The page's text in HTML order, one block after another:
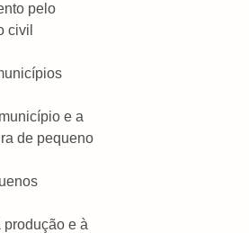
pelo
civil
e a
de pequeno
e à